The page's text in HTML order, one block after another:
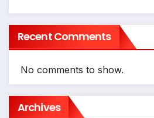
Recent Comments
No comments to show.
Archives